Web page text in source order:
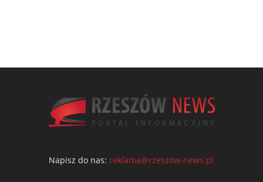
Napisz do nas: reklama@rzeszow-news.pl